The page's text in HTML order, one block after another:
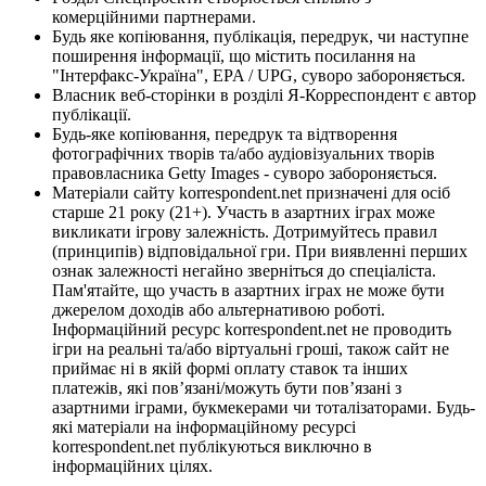
комерційними партнерами.
Будь яке копіювання, публікація, передрук, чи наступне
поширення інформації, що містить посилання на
"Інтерфакс-Україна", EPA / UPG, суворо забороняється.
Власник веб-сторінки в розділі Я-Корреспондент є автор
публікації.
Будь-яке копіювання, передрук та відтворення
фотографічних творів та/або аудіовізуальних творів
правовласника Getty Images - суворо забороняється.
Матеріали сайту korrespondent.net призначені для осіб
старше 21 року (21+). Участь в азартних іграх може
викликати ігрову залежність. Дотримуйтесь правил
(принципів) відповідальної гри. При виявленні перших
ознак залежності негайно зверніться до спеціаліста.
Пам'ятайте, що участь в азартних іграх не може бути
джерелом доходів або альтернативою роботі.
Інформаційний ресурс korrespondent.net не проводить
ігри на реальні та/або віртуальні гроші, також сайт не
приймає ні в якій формі оплату ставок та інших
платежів, які пов’язані/можуть бути пов’язані з
азартними іграми, букмекерами чи тоталізаторами. Будь-
які матеріали на інформаційному ресурсі
korrespondent.net публікуються виключно в
інформаційних цілях.